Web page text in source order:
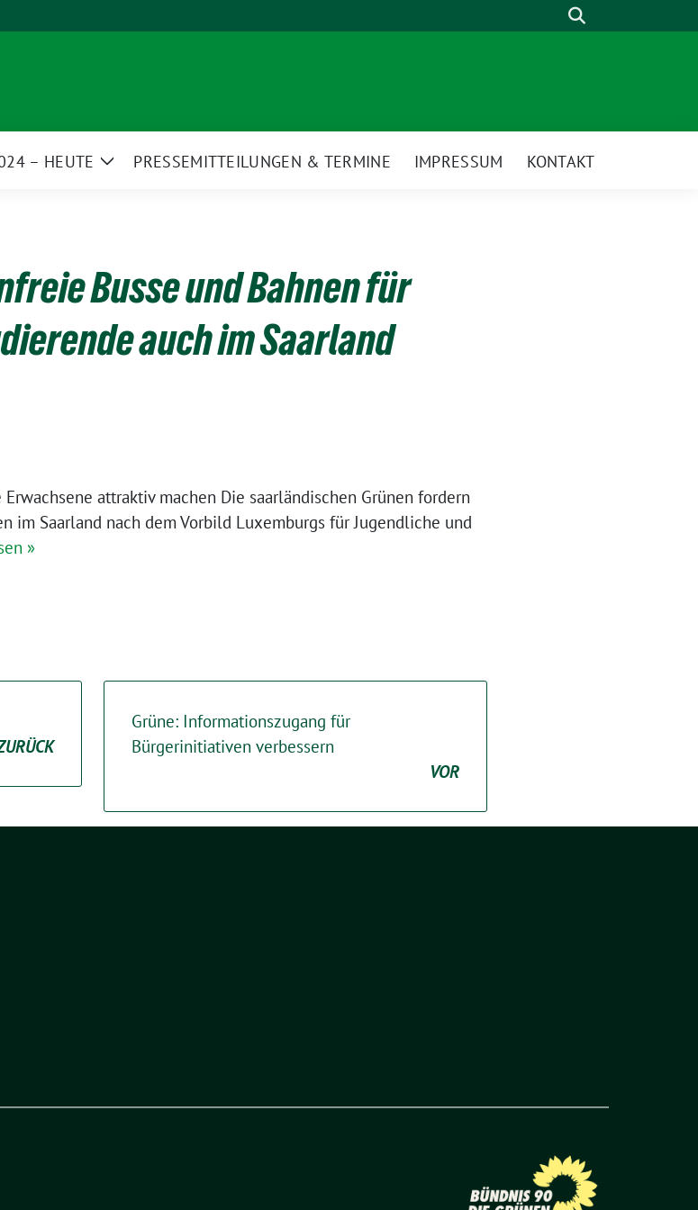
Suche
– HEUTE
ZeigePRESSEMITTEILUNGEN & TERMINE IMPRESSUM KONTAKT
Busse und Bahnen für
auch im Saarland
attraktiv machen Die saarländischen Grünen fordern
im Saarland nach dem Vorbild Luxemburgs für Jugendliche und
»
Grüne: Informationszugang für
Bürgerinitiativen verbessern
VOR